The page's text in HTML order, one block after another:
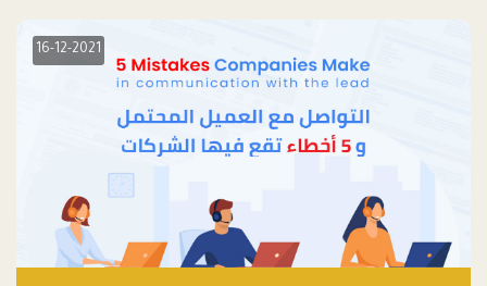
16-12-2021